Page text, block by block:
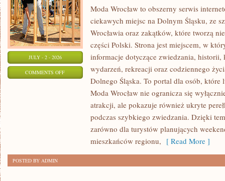
JULY - 2 - 2026
COMMENTS OFFON
Moda Wrocław to obszerny serwis
ciekawych miejsc na Dolnym Śląsku, ze
Wrocławia oraz zakątków, które tworzą
części Polski. Strona jest miejscem, w
informacje dotyczące zwiedzania,
wydarzeń, rekreacji oraz codziennego
Dolnego Śląska. To portal dla osób,
Moda Wrocław nie ogranicza się
atrakcji, ale pokazuje również ukryte
podczas szybkiego zwiedzania. Dzięki
zarówno dla turystów planujących
mieszkańców regionu, [ Read More ]
POSTED BY ADMIN